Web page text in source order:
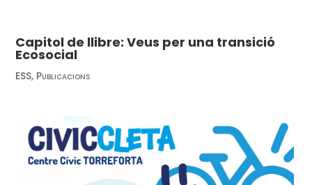
Capitol de llibre: Veus per una transició
Ecosocial
ESS, Publicacions